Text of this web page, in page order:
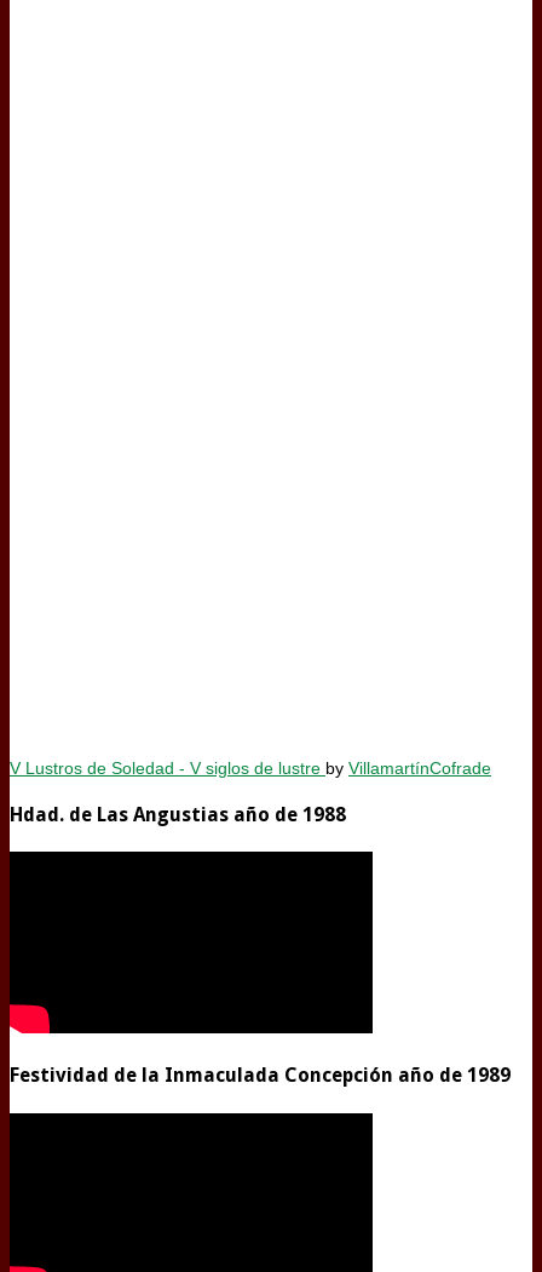
V Lustros de Soledad - V siglos de lustre by VillamartínCofrade
Hdad. de Las Angustias año de 1988
Festividad de la Inmaculada Concepción año de 1989